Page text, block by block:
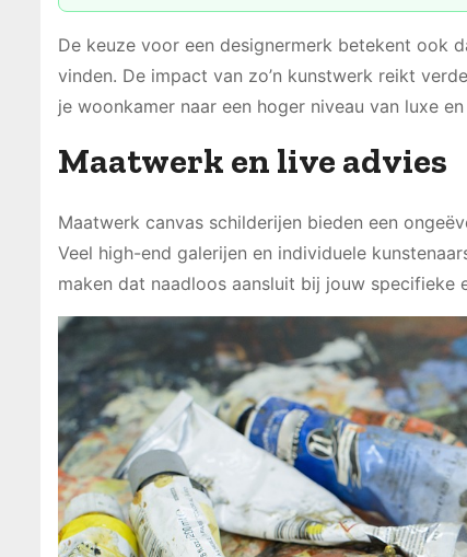
De keuze voor een designermerk betekent ook
vinden. De impact van zo’n kunstwerk reikt
je woonkamer naar een hoger niveau van luxe
Maatwerk en live advies
Maatwerk canvas schilderijen bieden een
Veel high-end galerijen en individuele
maken dat naadloos aansluit bij jouw specifieke